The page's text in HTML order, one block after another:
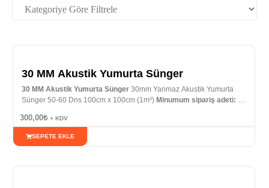
30 MM Akustik Yumurta Sünger
30 MM Akustik Yumurta Sünger 30mm Yanmaz Akustik Yumurta
Sünger 50-60 Dns 100cm x 100cm (1m²) Minumum sipariş adeti: 10
İndirim Fırsatı :
300,00₺ + KDV
SEPETE EKLE